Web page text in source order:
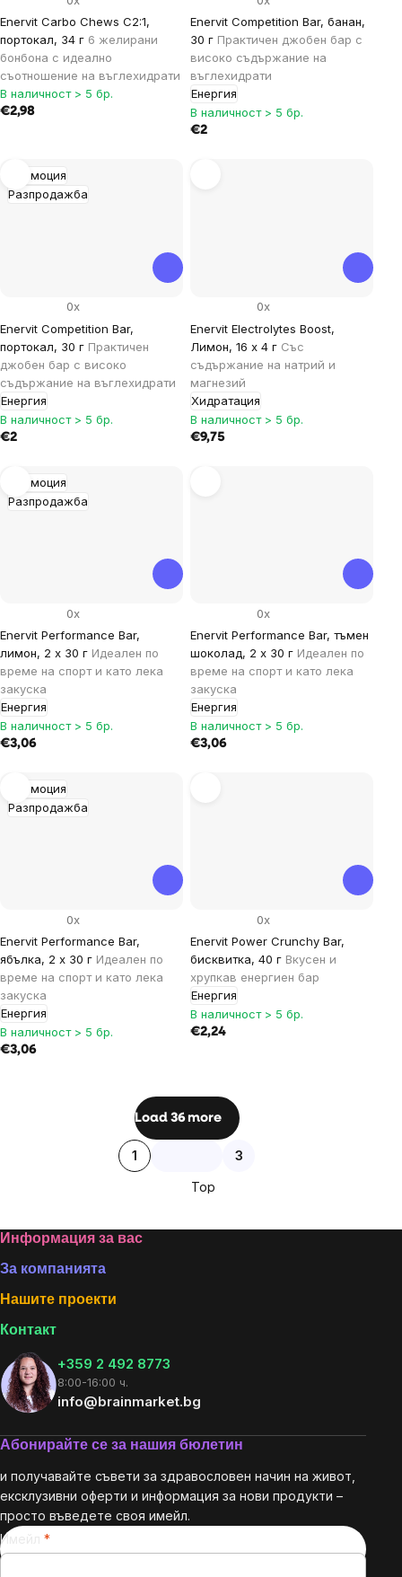
Enervit Carbo Chews C2:1,
портокал, 34 г 6 желирани
бонбона с идеално
съотношение на въглехидрати
В наличност > 5 бр.
€2,98
Enervit Competition Bar, банан,
30 г Практичен джобен бар с
високо съдържание на
въглехидрати
Енергия
В наличност > 5 бр.
€2
Промоция
Разпродажба
Enervit Competition Bar,
портокал, 30 г Практичен
джобен бар с високо
съдържание на въглехидрати
Енергия
0x
В наличност > 5 бр.
€2
Enervit Electrolytes Boost,
Лимон, 16 x 4 г Със
съдържание на натрий и
магнезий
Хидратация
0x
В наличност > 5 бр.
€9,75
Промоция
Разпродажба
Enervit Performance Bar,
лимон, 2 x 30 г Идеален по
време на спорт и като лека
закуска
Енергия
0x
В наличност > 5 бр.
€3,06
Enervit Performance Bar, тъмен
шоколад, 2 x 30 г Идеален по
време на спорт и като лека
закуска
Енергия
0x
В наличност > 5 бр.
€3,06
Промоция
Разпродажба
Enervit Performance Bar,
ябълка, 2 x 30 г Идеален по
време на спорт и като лека
закуска
Енергия
0x
В наличност > 5 бр.
€3,06
Enervit Power Crunchy Bar,
бисквитка, 40 г Вкусен и
хрупкав енергиен бар
Енергия
0x
В наличност > 5 бр.
€2,24
Listing
controls
Load 36 more
Pagination
1 3
Top
Footer
Информация за вас
За компанията
Нашите проекти
Контакт
+359 2 492 8773
8:00-16:00 ч.
info@brainmarket.bg
Абонирайте се за нашия бюлетин
и получавайте съвети за здравословен начин на живот,
ексклузивни оферти и информация за нови продукти –
просто въведете своя имейл.
Имейл